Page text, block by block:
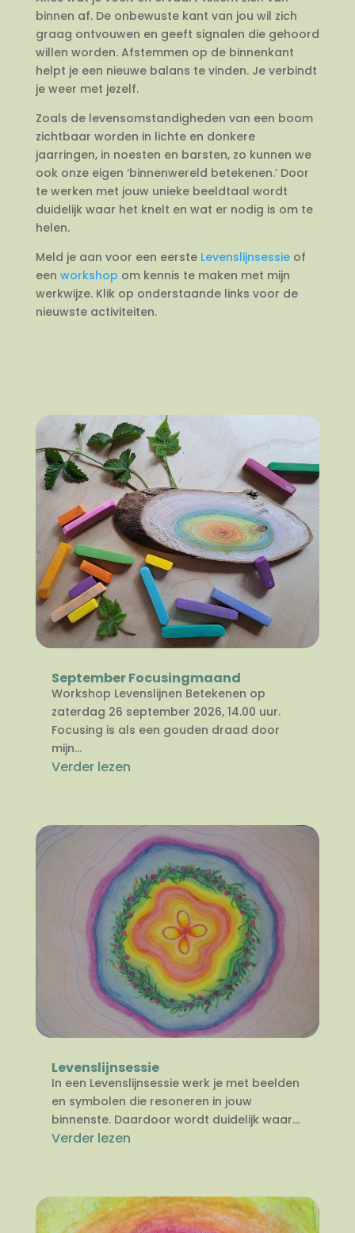
binnen af. De onbewuste kant van jou wil zich
graag ontvouwen en geeft signalen die gehoord
willen worden. Afstemmen op de binnenkant
helpt je een nieuwe balans te vinden. Je verbindt
je weer met jezelf.
Zoals de levensomstandigheden van een boom
zichtbaar worden in lichte en donkere
jaarringen, in noesten en barsten, zo kunnen we
ook onze eigen ‘binnenwereld betekenen.’ Door
te werken met jouw unieke beeldtaal wordt
duidelijk waar het knelt en wat er nodig is om te
helen.
Meld je aan voor een eerste Levenslijnsessieof
een workshop om kennis te maken met mijn
werkwijze. Klik op onderstaande links voor de
nieuwste activiteiten.
September Focusingmaand
Workshop Levenslijnen Betekenen op
zaterdag 26 september 2026, 14.00 uur.
Focusing is als een gouden draad door
mijn...
Verder lezen
Levenslijnsessie
In een Levenslijnsessie werk je met beelden
en symbolen die resoneren in jouw
binnenste. Daardoor wordt duidelijk waar...
Verder lezen